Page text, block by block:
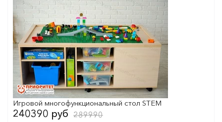
Игровой многофункциональный стол STEM
240390 руб 289990